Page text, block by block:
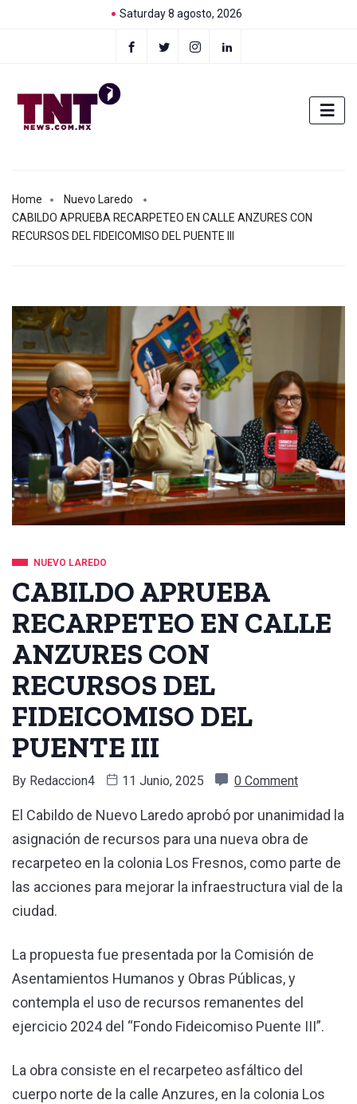
Saturday 8 agosto, 2026
Home
Nuevo Laredo
CABILDO APRUEBA RECARPETEO EN CALLE ANZURES CON
RECURSOS DEL FIDEICOMISO DEL PUENTE III
NUEVO LAREDO
CABILDO APRUEBA
RECARPETEO EN CALLE
ANZURES CON
RECURSOS DEL
FIDEICOMISO DEL
PUENTE III
By Redaccion4 11 Junio, 2025 0 Comment
El Cabildo de Nuevo Laredo aprobó por unanimidad la
asignación de recursos para una nueva obra de
recarpeteo en la colonia Los Fresnos, como parte de
las acciones para mejorar la infraestructura vial de la
ciudad.
La propuesta fue presentada por la Comisión de
Asentamientos Humanos y Obras Públicas, y
contempla el uso de recursos remanentes del
ejercicio 2024 del “Fondo Fideicomiso Puente III”.
La obra consiste en el recarpeteo asfáltico del
cuerpo norte de la calle Anzures, en la colonia Los